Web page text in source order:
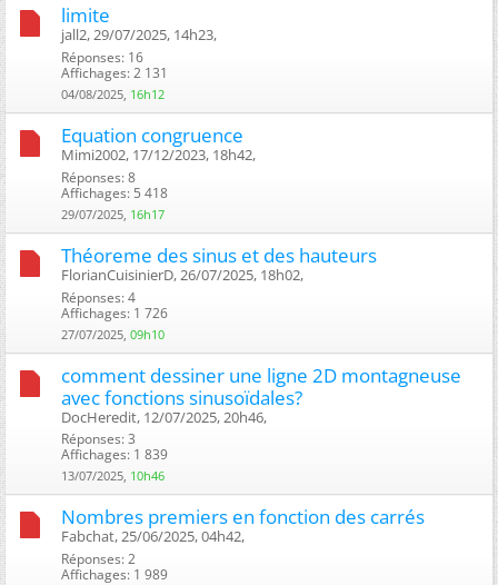
limite
jall2, 29/07/2025, 14h23, ‎
Réponses: 16
Affichages: 2 131
04/08/2025, 16h12
Equation congruence
Mimi2002, 17/12/2023, 18h42, ‎
Réponses: 8
Affichages: 5 418
29/07/2025, 16h17
Théoreme des sinus et des hauteurs
FlorianCuisinierD, 26/07/2025, 18h02, ‎
Réponses: 4
Affichages: 1 726
27/07/2025, 09h10
comment dessiner une ligne 2D montagneuse
avec fonctions sinusoïdales?
DocHeredit, 12/07/2025, 20h46, ‎
Réponses: 3
Affichages: 1 839
13/07/2025, 10h46
Nombres premiers en fonction des carrés
Fabchat, 25/06/2025, 04h42, ‎
Réponses: 2
Affichages: 1 989